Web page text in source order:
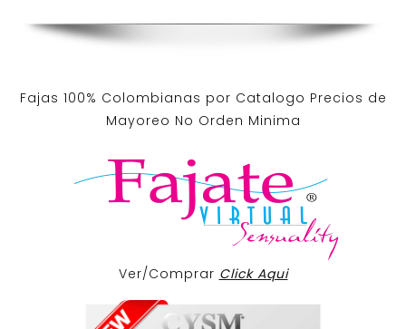
Fajas 100% Colombianas por Catalogo Precios de
Mayoreo No Orden Minima
Ver/Comprar Click Aqui